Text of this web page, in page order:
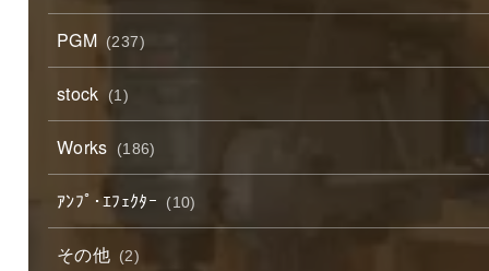
PGM (237)
stock (1)
Works (186)
ｱﾝﾌﾟ･ｴﾌｪｸﾀｰ (10)
その他 (2)